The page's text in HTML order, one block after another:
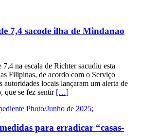
7,4 sacode ilha de Mindanao
na escala de Richter sacudiu esta
Filipinas, de acordo com o Serviço
locais lançaram um alerta de
que se fez sentir […]
para erradicar “casas-